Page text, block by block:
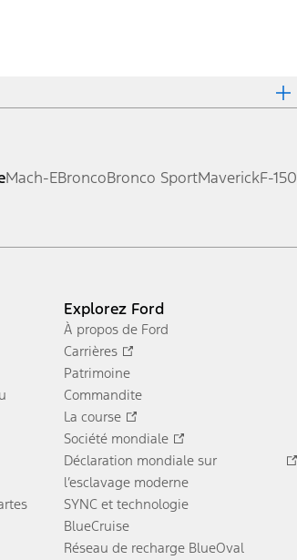
Mach-EBroncoBronco SportMaverickF-150
Explorez Ford
À propos de Ford
Carrières
Patrimoine
Commandite
La course
Société mondiale
Déclaration mondiale sur
l’esclavage moderne
SYNC et technologie
BlueCruise
Réseau de recharge BlueOval